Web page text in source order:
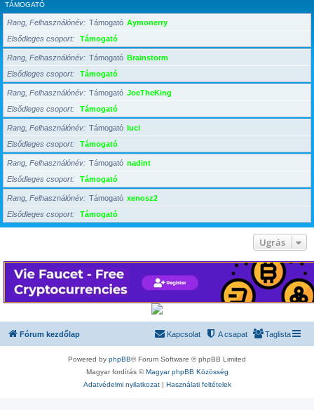
TÁMOGATÓ
Rang, Felhasználónév Támogató Aymonerry
Elsődleges csoport
Támogató
Rang, Felhasználónév Támogató Brainstorm
Elsődleges csoport
Támogató
Rang, Felhasználónév Támogató JoeTheKing
Elsődleges csoport
Támogató
Rang, Felhasználónév Támogató luci
Elsődleges csoport
Támogató
Rang, Felhasználónév Támogató nadint
Elsődleges csoport
Támogató
Rang, Felhasználónév Támogató xenosz2
Elsődleges csoport
Támogató
Ugrás
Fórum kezdőlap Taglista
A csapat
Kapcsolat
Powered by phpBB® Forum Software © phpBB Limited
Magyar fordítás ©Magyar phpBB Közösség
Adatvédelmi nyilatkozat| Használati feltételek